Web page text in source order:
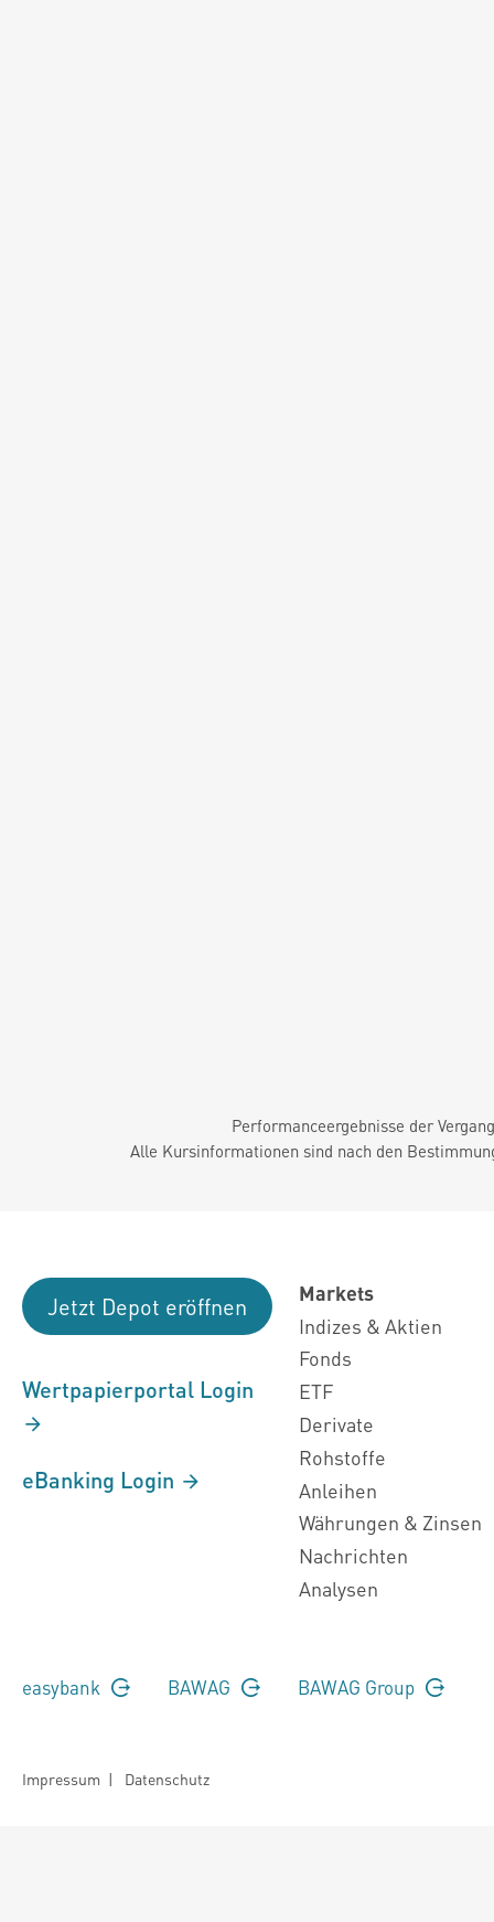
Performanceergebnisse der
Alle Kursinformationen sind nach den
Jetzt Depot eröffnen
Wertpapierportal Login
eBanking Login
Markets
Indizes & Aktien
Fonds
ETF
Derivate
Rohstoffe
Anleihen
Währungen & Zinsen
Nachrichten
Analysen
easybank BAWAG BAWAG Group
Impressum | Datenschutz